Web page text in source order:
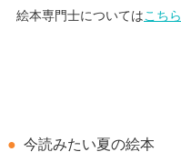
絵本専門士については こちら
今読みたい夏の絵本